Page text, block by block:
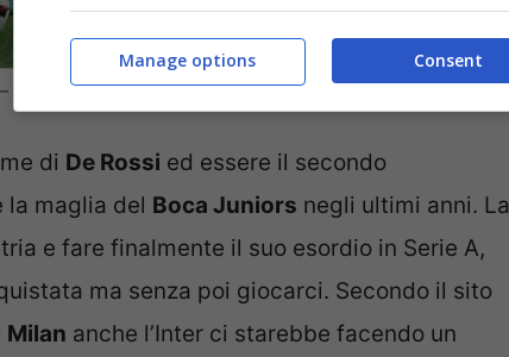
Interlive.it
di De Rossi ed essere il secondo
maglia del Boca Juniors negli ultimi anni. La
e fare finalmente il suo esordio in Serie A,
ma senza poi giocarci. Secondo il sito
Milan anche l’Inter ci starebbe facendo un
Consent
Manage options